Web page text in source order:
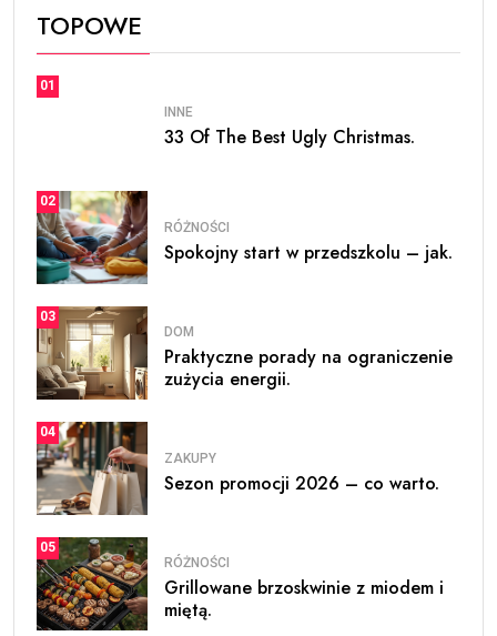
TOPOWE
01
INNE
33 Of The Best Ugly Christmas.
02
RÓŻNOŚCI
Spokojny start w przedszkolu – jak.
03
DOM
Praktyczne porady na ograniczenie
zużycia energii.
04
ZAKUPY
Sezon promocji 2026 – co warto.
05
RÓŻNOŚCI
Grillowane brzoskwinie z miodem i
miętą.